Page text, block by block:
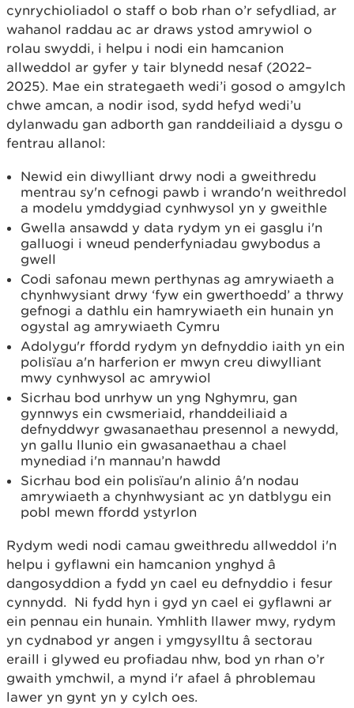
cynrychioliadol o staff o bob rhan o’r sefydliad, ar
wahanol raddau ac ar draws ystod amrywiol o
rolau swyddi, i helpu i nodi ein hamcanion
allweddol ar gyfer y tair blynedd nesaf (2022–
2025). Mae ein strategaeth wedi’i gosod o amgylch
chwe amcan, a nodir isod, sydd hefyd wedi’u
dylanwadu gan adborth gan randdeiliaid a dysgu o
fentrau allanol:
Newid ein diwylliant drwy nodi a gweithredu
mentrau sy'n cefnogi pawb i wrando'n weithredol
a modelu ymddygiad cynhwysol yn y gweithle
Gwella ansawdd y data rydym yn ei gasglu i'n
galluogi i wneud penderfyniadau gwybodus a
gwell
Codi safonau mewn perthynas ag amrywiaeth a
chynhwysiant drwy ‘fyw ein gwerthoedd’ a thrwy
gefnogi a dathlu ein hamrywiaeth ein hunain yn
ogystal ag amrywiaeth Cymru
Adolygu'r ffordd rydym yn defnyddio iaith yn ein
polisïau a'n harferion er mwyn creu diwylliant
mwy cynhwysol ac amrywiol
Sicrhau bod unrhyw un yng Nghymru, gan
gynnwys ein cwsmeriaid, rhanddeiliaid a
defnyddwyr gwasanaethau presennol a newydd,
yn gallu llunio ein gwasanaethau a chael
mynediad i'n mannau’n hawdd
Sicrhau bod ein polisïau'n alinio â'n nodau
amrywiaeth a chynhwysiant ac yn datblygu ein
pobl mewn ffordd ystyrlon
Rydym wedi nodi camau gweithredu allweddol i'n
helpu i gyflawni ein hamcanion ynghyd â
dangosyddion a fydd yn cael eu defnyddio i fesur
cynnydd. Ni fydd hyn i gyd yn cael ei gyflawni ar
ein pennau ein hunain. Ymhlith llawer mwy, rydym
yn cydnabod yr angen i ymgysylltu â sectorau
eraill i glywed eu profiadau nhw, bod yn rhan o’r
gwaith ymchwil, a mynd i'r afael â phroblemau
lawer yn gynt yn y cylch oes.